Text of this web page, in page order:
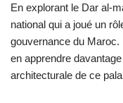
En explorant le Dar al-
national qui a joué un
gouvernance du
en apprendre
architecturale de ce